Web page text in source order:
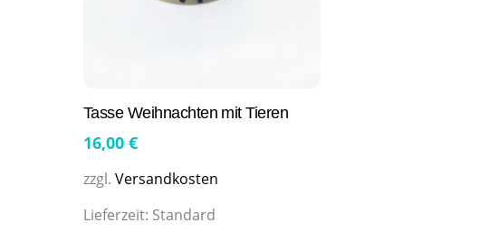
Tasse Weihnachten mit Tieren
16,00 €
zzgl. Versandkosten
Lieferzeit: Standard